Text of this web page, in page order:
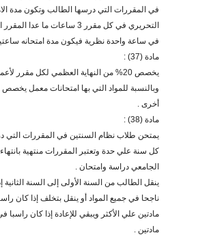
في المقررات التي درسها الطالب وتكون مدة
التحريري في كل مقرر 3 ساعات ما
في ساعة واحدة نظرية فيكون مدة امتحانه
مادة (37) :
يخصص 20% من النهاية العظمي لكل مقرر
وبالنسبة للمواد التي بها امتحانات معمل يخصص لها
خر ى .
مادة (38) :
يمتحن طلاب نظام السنتين في المقررات التي
كل سنة علي حدة وتعتبر المقررات منتهية بانتهاء
الجامعي دراسة وامتحان .
ينقل الطالب من السنة ا لأولى إلى السنة الثانية
ناجحا في جميع المواد أو ينقل بتخلف إذا كان
مادتين علي الأكثر ويبقي للإعادة إذا كان راسبا
مادتين .